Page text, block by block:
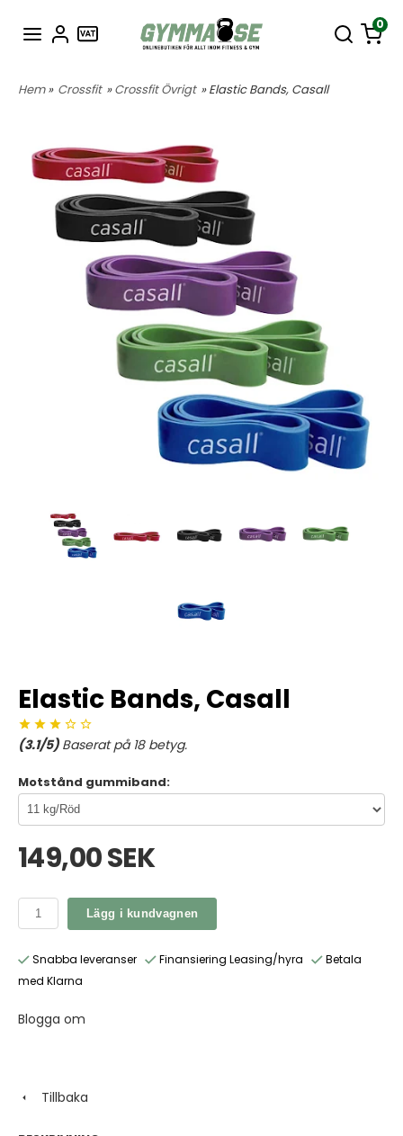
0
Hem» Crossfit »Crossfit Övrigt » Elastic Bands, Casall
Elastic Bands, Casall
(3.1/5) Baserat på 18betyg.
Motstånd gummiband:
149,00 SEK
Lägg i kundvagnen
Snabba leveranser Finansiering Leasing/hyra
Betala
med Klarna
Blogga om
Tillbaka